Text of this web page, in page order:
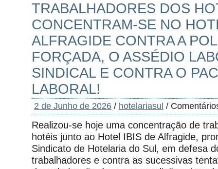
TRABALHADORES DOS
CONCENTRAM-SE NO
ALFRAGIDE CONTRA A
FORÇADA, O ASSÉDIO
SINDICAL E CONTRA O
LABORAL!
2 de Junho de 2026 / hotelariasul /
Realizou-se hoje uma concentração de
hotéis junto ao Hotel IBIS de Alfragide,
Sindicato de Hotelaria do Sul, em defesa
trabalhadores e contra as sucessivas